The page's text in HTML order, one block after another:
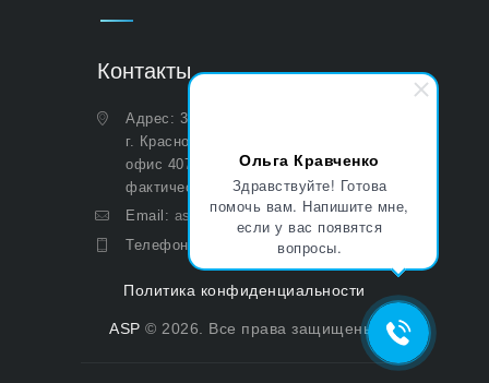
Ольга Кравченко
Здравствуйте! Готова
помочь вам. Напишите мне,
если у вас появятся
вопросы.
Контакты
Адрес: 350051, Краснодарский край,
г. Краснодар, ул. Дальняя, д. 27,
офис 407 (Юридический и
фактический)
Email: asp@aoasp.ru
Телефон:
+7 (499) 380-83-05
Политика конфиденциальности
ASP © 2026. Все права защищены.